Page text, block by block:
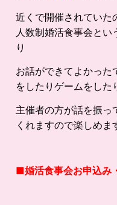
近くで開催されていた
人数制婚活食事会とい
り
お話ができてよかった
をしたりゲームをした
主催者の方が話を振っ
くれますので楽しめま
■婚活食事会お申込み